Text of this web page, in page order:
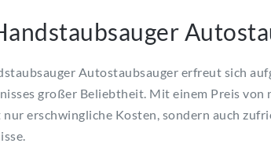
Autostaubsauger erfreut sich
großer Beliebtheit. Mit einem Preis von
nur erschwingliche Kosten, sondern auch